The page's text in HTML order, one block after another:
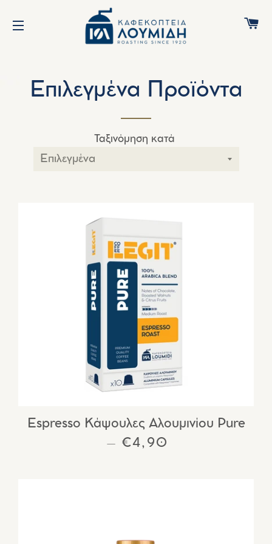
ΠΛΟΉΓΗΣΗ ΙΣΤΌΤΟΠΟΥ
Επιλεγμένα Προϊόντα
Ταξινόμηση κατά
Espresso Κάψουλες Αλουμινίου Pure
— ΚΑΝΟΝΙΚΉ ΤΙΜΉ
€4,90